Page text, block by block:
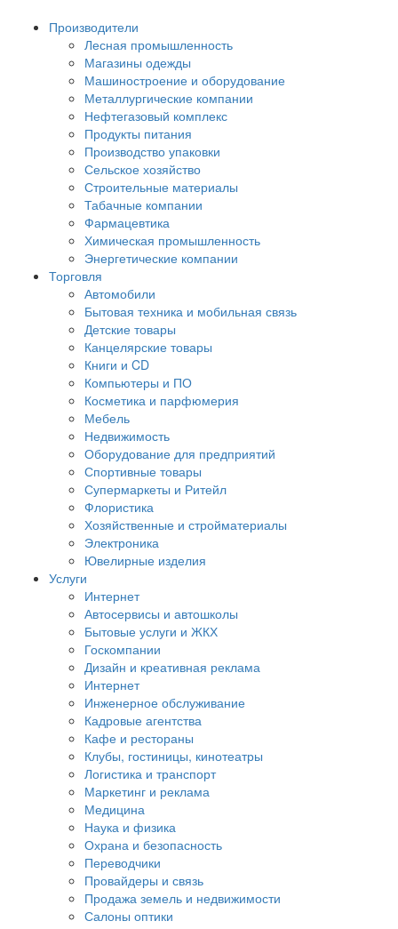
Производители
Лесная промышленность
Магазины одежды
Машиностроение и оборудование
Металлургические компании
Нефтегазовый комплекс
Продукты питания
Производство упаковки
Сельское хозяйство
Строительные материалы
Табачные компании
Фармацевтика
Химическая промышленность
Энергетические компании
Торговля
Автомобили
Бытовая техника и мобильная связь
Детские товары
Канцелярские товары
Книги и CD
Компьютеры и ПО
Косметика и парфюмерия
Мебель
Недвижимость
Оборудование для предприятий
Спортивные товары
Супермаркеты и Ритейл
Флористика
Хозяйственные и стройматериалы
Электроника
Ювелирные изделия
Услуги
Интернет
Автосервисы и автошколы
Бытовые услуги и ЖКХ
Госкомпании
Дизайн и креативная реклама
Интернет
Инженерное обслуживание
Кадровые агентства
Кафе и рестораны
Клубы, гостиницы, кинотеатры
Логистика и транспорт
Маркетинг и реклама
Медицина
Наука и физика
Охрана и безопасность
Переводчики
Провайдеры и связь
Продажа земель и недвижимости
Салоны оптики